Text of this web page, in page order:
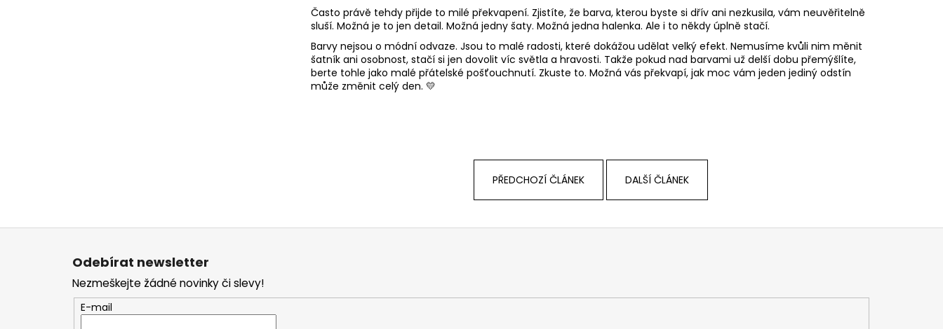
Často právě tehdy přijde to milé překvapení. Zjistíte, že barva, kterou byste si dřív ani nezkusila, vám neuvěřitelně
sluší. Možná je to jen detail. Možná jedny šaty. Možná jedna halenka. Ale i to někdy úplně stačí.
Barvy nejsou o módní odvaze. Jsou to malé radosti, které dokážou udělat velký efekt. Nemusíme kvůli nim měnit
šatník ani osobnost, stačí si jen dovolit víc světla a hravosti. Takže pokud nad barvami už delší dobu přemýšlíte,
berte tohle jako malé přátelské pošťouchnutí. Zkuste to. Možná vás překvapí, jak moc vám jeden jediný odstín
může změnit celý den. 💛
PŘEDCHOZÍ ČLÁNEK DALŠÍ ČLÁNEK
Z
Odebírat newsletter
Nezmeškejte žádné novinky či slevy!
E-mail